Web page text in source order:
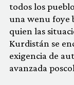
todos los
una wenu foye
quien las
Kurdistán se
exigencia de
avanzada